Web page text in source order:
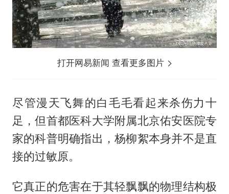
打开网易新闻 查看更多图片
尽管漫天飞舞的白毛毛看起来杀伤力十
足，但首都医科大学附属北京佑安医院专
家的科普明确指出，杨柳絮本身并不是直
接的过敏原。
它真正的危害在于其轻飘飘的物理结构极